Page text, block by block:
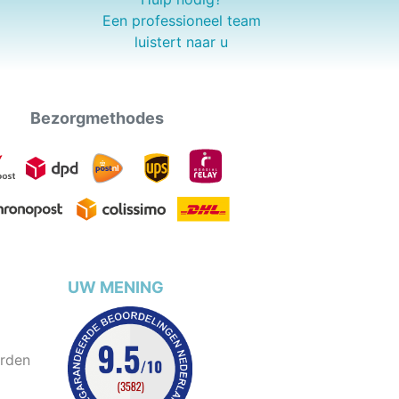
Een professioneel team
luistert naar u
Bezorgmethodes
UW MENING